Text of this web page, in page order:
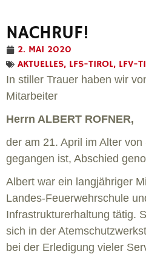
NACHRUF!
2. MAI 2020
AKTUELLES, LFS-TIROL, LFV-
In stiller Trauer haben wir
Mitarbeiter
Herrn ALBERT ROFNER,
der am 21. April im Alter
gegangen ist, Abschied
Albert war ein langjähriger
Landes-Feuerwehrschule
Infrastrukturerhaltung tätig.
sich in der
bei der Erledigung vieler